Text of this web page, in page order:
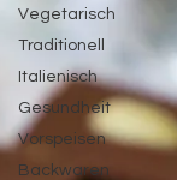
Vegetarisch
Traditionell
Italienisch
Gesundheit
Vorspeisen
Backwaren